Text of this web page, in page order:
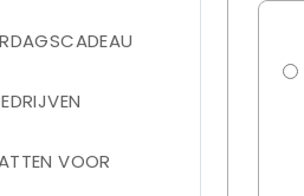
VOOR